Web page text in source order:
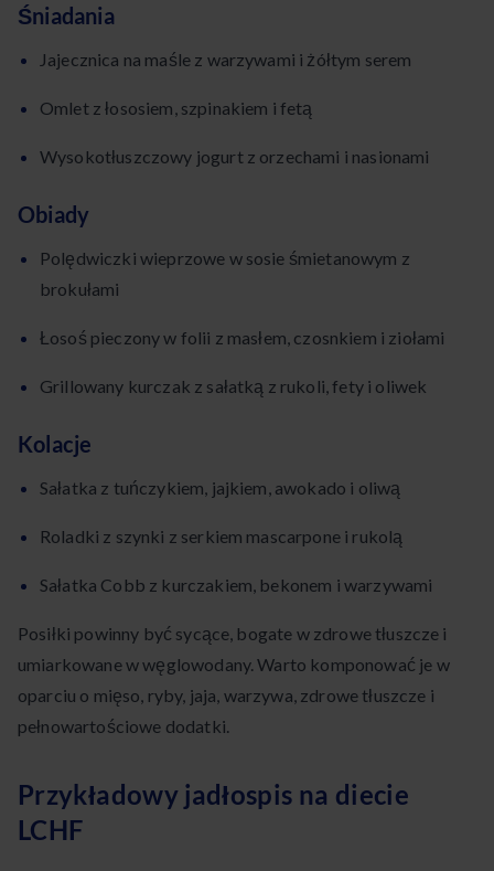
Śniadania
Jajecznica na maśle z warzywami i żółtym serem
Omlet z łososiem, szpinakiem i fetą
Wysokotłuszczowy jogurt z orzechami i nasionami
Obiady
Polędwiczki wieprzowe w sosie śmietanowym z
brokułami
Łosoś pieczony w folii z masłem, czosnkiem i ziołami
Grillowany kurczak z sałatką z rukoli, fety i oliwek
Kolacje
Sałatka z tuńczykiem, jajkiem, awokado i oliwą
Roladki z szynki z serkiem mascarpone i rukolą
Sałatka Cobb z kurczakiem, bekonem i warzywami
Posiłki powinny być sycące, bogate w zdrowe tłuszcze i
umiarkowane w węglowodany. Warto komponować je w
oparciu o mięso, ryby, jaja, warzywa, zdrowe tłuszcze i
pełnowartościowe dodatki.
Przykładowy jadłospis na diecie
LCHF